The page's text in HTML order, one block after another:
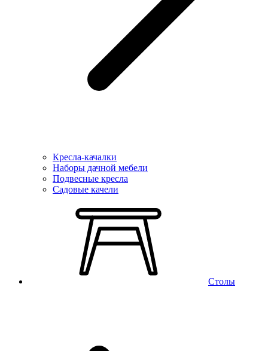
Кресла-качалки
Наборы дачной мебели
Подвесные кресла
Садовые качели
Столы